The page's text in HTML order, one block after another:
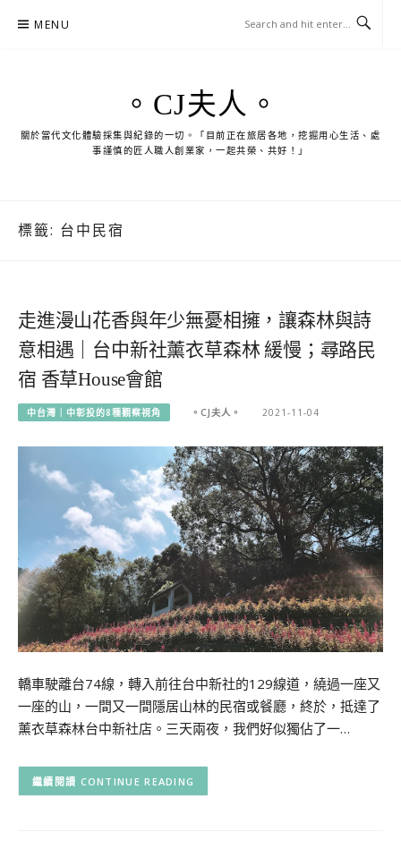
MENU
。CJ夫人。
關於當代文化體驗採集與紀錄的一切。「目前正在旅居各地，挖掘用心生活、處
事謹慎的匠人職人創業家，一起共榮、共好！」
標籤: 台中民宿
走進漫山花香與年少無憂相擁，讓森林與詩
意相遇｜台中新社薰衣草森林 緩慢；尋路民
宿 香草House會館
中台灣｜中彰投的8種觀察視角 。CJ夫人。 2021-11-04
轎車駛離台74線，轉入前往台中新社的129線道，繞過一座又
一座的山，一間又一間隱居山林的民宿或餐廳，終於，抵達了
薰衣草森林台中新社店。三天兩夜，我們好似獨佔了一…
CONTINUE READING